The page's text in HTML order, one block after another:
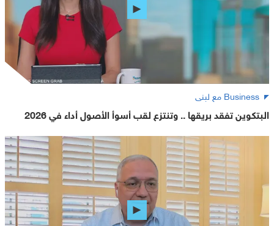
Business مع لبنى
البتكوين تفقد بريقها .. وتنتزع لقب أسوأ الأصول أداء في 2026